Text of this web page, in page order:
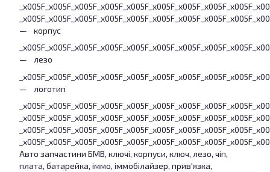
корпус
лезо
логотип
Авто запчастини БМВ, ключі, корпуси, ключ, лезо, чіп,
плата, батарейка, іммо, іммобілайзер, прив'язка,